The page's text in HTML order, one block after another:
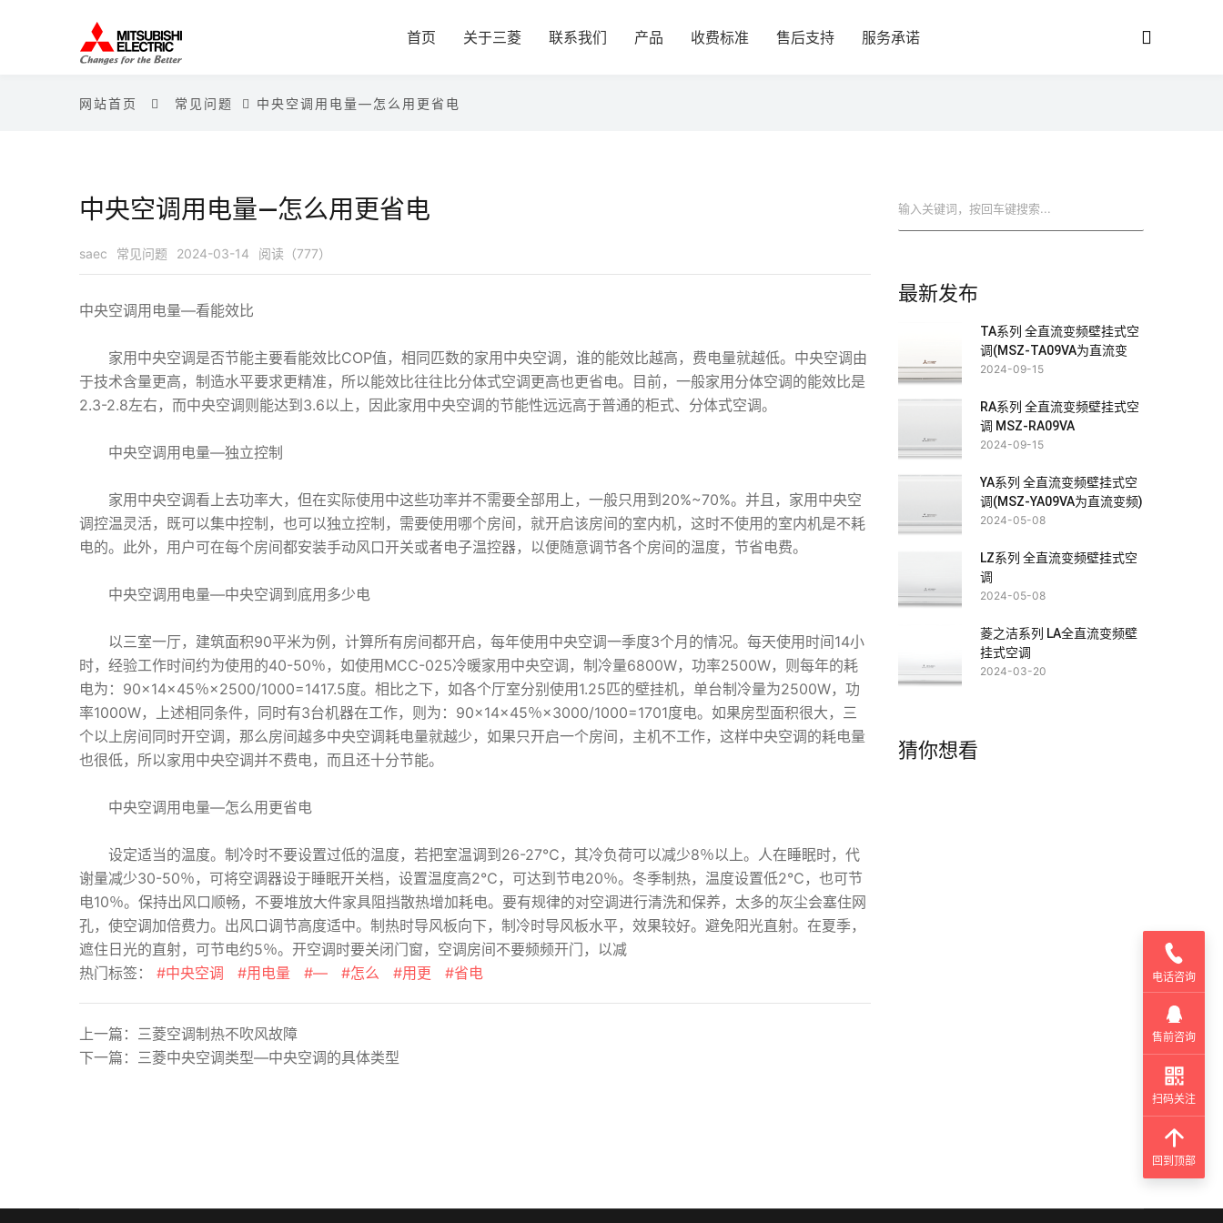
电话咨询
售前咨询
扫码关注
回到顶部
首页 关于三菱 联系我们 产品 收费标准 售后支持 服务承诺
网站首页 常见问题 中央空调用电量—怎么用更省电
中央空调用电量—怎么用更省电
saec 常见问题 2024-03-14 阅读（777）
中央空调用电量—看能效比
家用中央空调是否节能主要看能效比COP值，相同匹数的家用中央空调，谁的能效比越高，费电量就越低。中央空调由
于技术含量更高，制造水平要求更精准，所以能效比往往比分体式空调更高也更省电。目前，一般家用分体空调的能效比是
2.3-2.8左右，而中央空调则能达到3.6以上，因此家用中央空调的节能性远远高于普通的柜式、分体式空调。
中央空调用电量—独立控制
家用中央空调看上去功率大，但在实际使用中这些功率并不需要全部用上，一般只用到20%~70%。并且，家用中央空
调控温灵活，既可以集中控制，也可以独立控制，需要使用哪个房间，就开启该房间的室内机，这时不使用的室内机是不耗
电的。此外，用户可在每个房间都安装手动风口开关或者电子温控器，以便随意调节各个房间的温度，节省电费。
中央空调用电量—中央空调到底用多少电
以三室一厅，建筑面积90平米为例，计算所有房间都开启，每年使用中央空调一季度3个月的情况。每天使用时间14小
时，经验工作时间约为使用的40-50％，如使用MCC-025冷暖家用中央空调，制冷量6800W，功率2500W，则每年的耗
电为：90×14×45％×2500/1000=1417.5度。相比之下，如各个厅室分别使用1.25匹的壁挂机，单台制冷量为2500W，功
率1000W，上述相同条件，同时有3台机器在工作，则为：90×14×45％×3000/1000=1701度电。如果房型面积很大，三
个以上房间同时开空调，那么房间越多中央空调耗电量就越少，如果只开启一个房间，主机不工作，这样中央空调的耗电量
也很低，所以家用中央空调并不费电，而且还十分节能。
中央空调用电量—怎么用更省电
设定适当的温度。制冷时不要设置过低的温度，若把室温调到26-27℃，其冷负荷可以减少8％以上。人在睡眠时，代
谢量减少30-50％，可将空调器设于睡眠开关档，设置温度高2℃，可达到节电20％。冬季制热，温度设置低2℃，也可节
电10％。保持出风口顺畅，不要堆放大件家具阻挡散热增加耗电。要有规律的对空调进行清洗和保养，太多的灰尘会塞住网
孔，使空调加倍费力。出风口调节高度适中。制热时导风板向下，制冷时导风板水平，效果较好。避免阳光直射。在夏季，
遮住日光的直射，可节电约5％。开空调时要关闭门窗，空调房间不要频频开门，以减
热门标签： #中央空调 #用电量 #— #怎么 #用更 #省电
上一篇： 三菱空调制热不吹风故障
下一篇： 三菱中央空调类型—中央空调的具体类型
最新发布
TA系列 全直流变频壁挂式空
调(MSZ-TA09VA为直流变
频)
2024-09-15
RA系列 全直流变频壁挂式空
调 MSZ-RA09VA
2024-09-15
YA系列 全直流变频壁挂式空
调(MSZ-YA09VA为直流变频)
2024-05-08
LZ系列 全直流变频壁挂式空
调
2024-05-08
菱之洁系列 LA全直流变频壁
挂式空调
2024-03-20
猜你想看